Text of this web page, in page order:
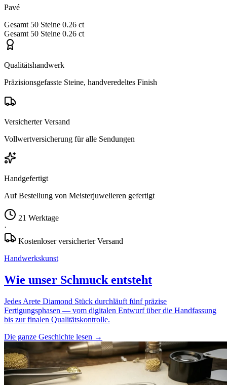
Pavé
Gesamt 50 Steine 0.26 ct
Gesamt 50 Steine 0.26 ct
Qualitätshandwerk
Präzisionsgefasste Steine, handveredeltes Finish
Versicherter Versand
Vollwertversicherung für alle Sendungen
Handgefertigt
Auf Bestellung von Meisterjuwelieren gefertigt
21 Werktage
·
Kostenloser versicherter Versand
Handwerkskunst
Wie unser Schmuck entsteht
Jedes Arete Diamond Stück durchläuft fünf präzise
Fertigungsphasen — vom digitalen Entwurf über die Handfassung
bis zur finalen Qualitätskontrolle.
Die ganze Geschichte lesen →